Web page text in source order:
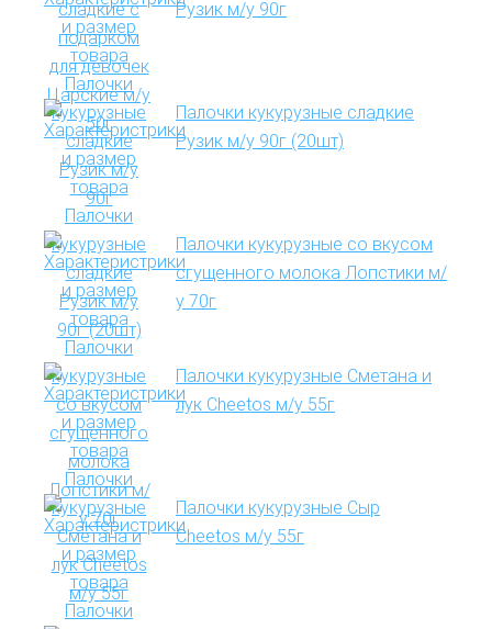
Рузик м/у 90г
Палочки кукурузные сладкие
Рузик м/у 90г (20шт)
Палочки кукурузные со вкусом
сгущенного молока Лопстики м/
у 70г
Палочки кукурузные Сметана и
лук Cheetos м/у 55г
Палочки кукурузные Сыр
Cheetos м/у 55г